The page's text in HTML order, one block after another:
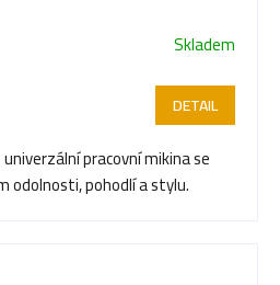
Skladem
DETAIL
pracovní mikina se
odolnosti, pohodlí a stylu.